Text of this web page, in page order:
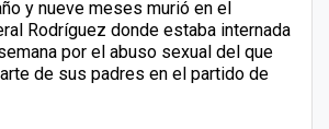
y nueve meses murió en el
Rodríguez donde estaba internada
por el abuso sexual del que
de sus padres en el partido de